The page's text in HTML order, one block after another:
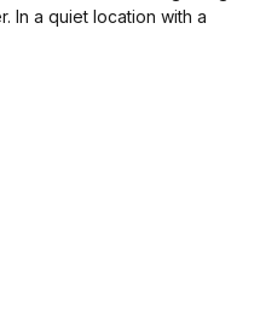
In a quiet location with a